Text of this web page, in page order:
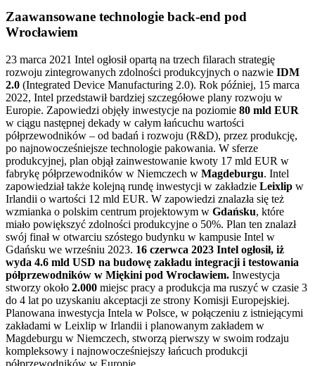
Zaawansowane technologie back-end pod
Wrocławiem
23 marca 2021 Intel ogłosił opartą na trzech filarach strategię
rozwoju zintegrowanych zdolności produkcyjnych o nazwie IDM
2.0 (Integrated Device Manufacturing 2.0). Rok później, 15 marca
2022, Intel przedstawił bardziej szczegółowe plany rozwoju w
Europie. Zapowiedzi objęły inwestycje na poziomie 80 mld EUR
w ciągu następnej dekady w całym łańcuchu wartości
półprzewodników – od badań i rozwoju (R&D), przez produkcję,
po najnowocześniejsze technologie pakowania. W sferze
produkcyjnej, plan objął zainwestowanie kwoty 17 mld EUR w
fabrykę półprzewodników w Niemczech w Magdeburgu. Intel
zapowiedział także kolejną rundę inwestycji w zakładzie Leixlip w
Irlandii o wartości 12 mld EUR. W zapowiedzi znalazła się też
wzmianka o polskim centrum projektowym w Gdańsku, które
miało powiększyć zdolności produkcyjne o 50%. Plan ten znalazł
swój finał w otwarciu szóstego budynku w kampusie Intel w
Gdańsku we wrześniu 2023. 16 czerwca 2023 Intel ogłosił, iż
wyda 4.6 mld USD na budowę zakładu integracji i testowania
półprzewodników w Miękini pod Wrocławiem. Inwestycja
stworzy około 2.000 miejsc pracy a produkcja ma ruszyć w czasie 3
do 4 lat po uzyskaniu akceptacji ze strony Komisji Europejskiej.
Planowana inwestycja Intela w Polsce, w połączeniu z istniejącymi
zakładami w Leixlip w Irlandii i planowanym zakładem w
Magdeburgu w Niemczech, stworzą pierwszy w swoim rodzaju
kompleksowy i najnowocześniejszy łańcuch produkcji
półprzewodników w Europie.